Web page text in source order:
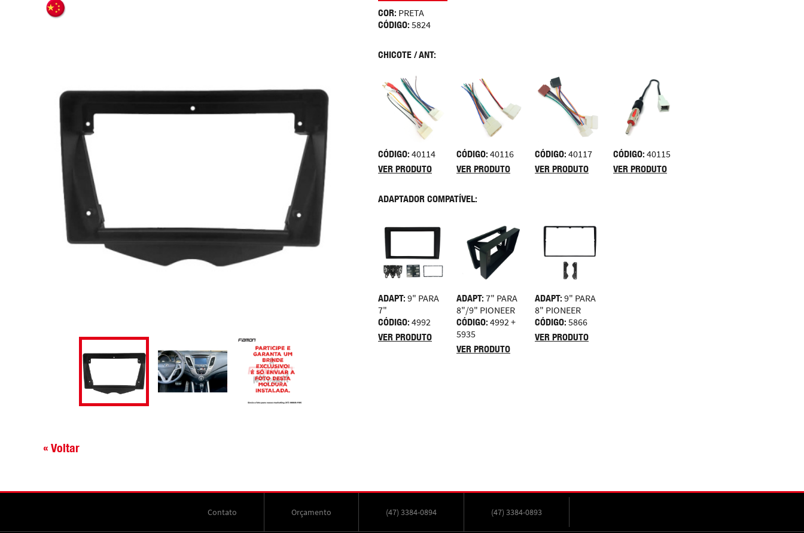
COR: PRETA
CÓDIGO: 5824
CHICOTE / ANT:
CÓDIGO: 40114
VER PRODUTO
CÓDIGO: 40116
VER PRODUTO
CÓDIGO: 40117
VER PRODUTO
CÓDIGO: 40115
VER PRODUTO
ADAPTADOR COMPATÍVEL:
ADAPT: 9" PARA
7"
CÓDIGO: 4992
VER PRODUTO
ADAPT: 7" PARA
8"/9" PIONEER
CÓDIGO: 4992 +
5935
VER PRODUTO
ADAPT: 9" PARA
8" PIONEER
CÓDIGO: 5866
VER PRODUTO
« Voltar
Contato Orçamento (47) 3384-0894 (47) 3384-0893